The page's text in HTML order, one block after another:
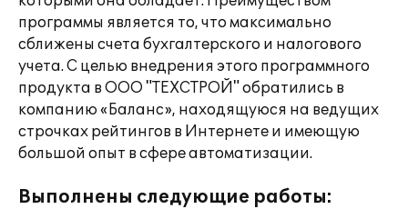
программы является то, что максимально
сближены счета бухгалтерского и налогового
учета. С целью внедрения этого программного
продукта в ООО "ТЕХСТРОЙ" обратились в
компанию «Баланс», находящуюся на ведущих
строчках рейтингов в Интернете и имеющую
большой опыт в сфере автоматизации.
Выполнены следующие работы: